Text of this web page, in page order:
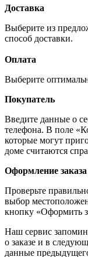
Доставка
Выберите из
способ доставки.
Оплата
Выберите
Покупатель
Введите данные о
телефона. В поле
которые могут
доме считаются
Оформление заказа
Проверьте
выбор
кнопку «Оформить
Наш сервис
о заказе и в
данные